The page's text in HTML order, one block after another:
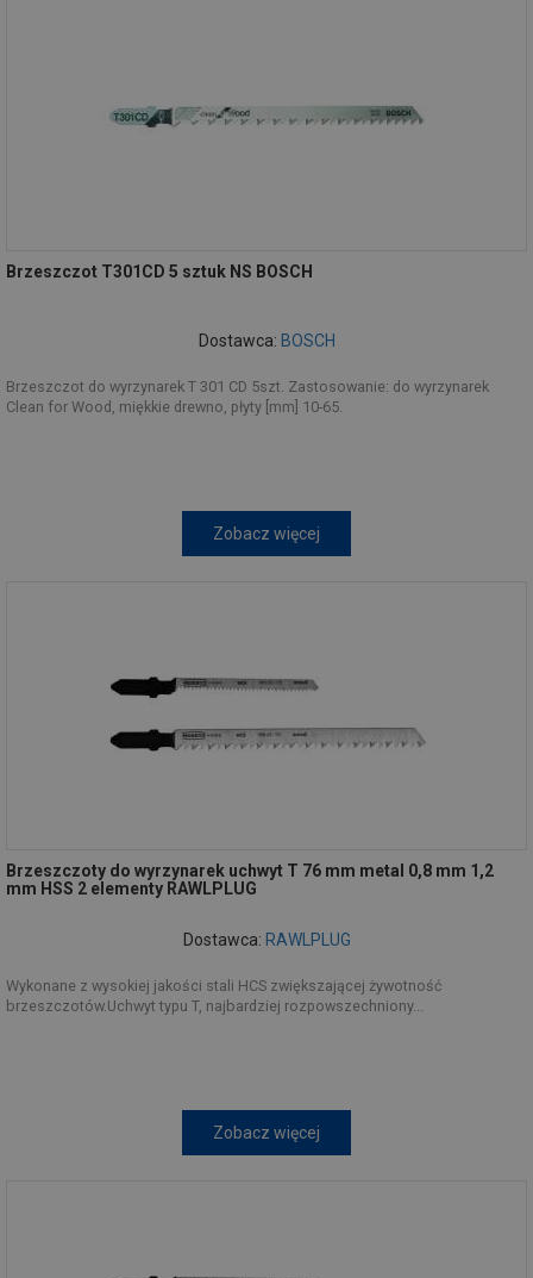
Brzeszczot T301CD 5 sztuk NS BOSCH
Dostawca: BOSCH
Brzeszczot do wyrzynarek T 301 CD 5szt. Zastosowanie: do wyrzynarek
Clean for Wood, miękkie drewno, płyty [mm] 10-65.
Zobacz więcej
Brzeszczoty do wyrzynarek uchwyt T 76 mm metal 0,8 mm 1,2
mm HSS 2 elementy RAWLPLUG
Dostawca: RAWLPLUG
Wykonane z wysokiej jakości stali HCS zwiększającej żywotność
brzeszczotów.Uchwyt typu T, najbardziej rozpowszechniony...
Zobacz więcej